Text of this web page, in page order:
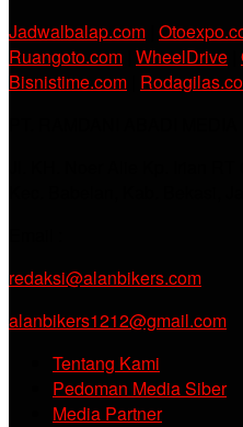
Jadwalbalap.com
Ruangoto.com WheelDrive
Bisnistime.com
redaksi@alanbikers.com
alanbikers1212@gmail.com
Tentang Kami
Pedoman Media Siber
Media Partner